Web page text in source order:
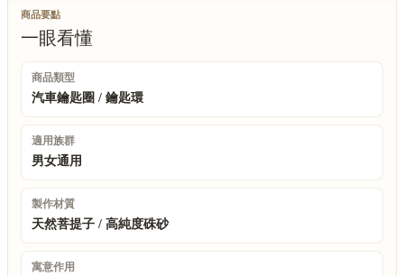
商品要點
一眼看懂
商品類型
汽車鑰匙圈 / 鑰匙環
適用族群
男女通用
製作材質
天然菩提子 / 高純度硃砂
寓意作用